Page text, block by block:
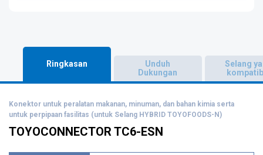
Ringkasan
Unduh
Dukungan
Selang
TOYOCONNECTOR TC6-ESN
Konektor untuk peralatan makanan, minuman, dan bahan kimia serta
untuk perpipaan fasilitas (untuk Selang HYBRID TOYOFOODS-N)